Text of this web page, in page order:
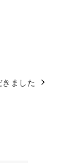
ました